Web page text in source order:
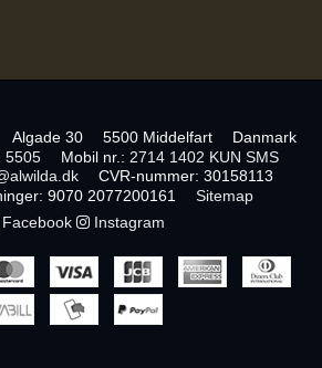
Algade 30 5500 Middelfart
Danmark
5505 Mobil nr. : 2714 1402 KUN SMS
CVR-nummer: 30158113
: 9070 2077200161
Sitemap
Instagram